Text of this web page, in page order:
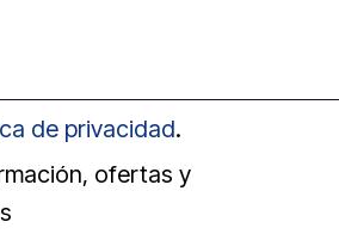
de privacidad.
ofertas y